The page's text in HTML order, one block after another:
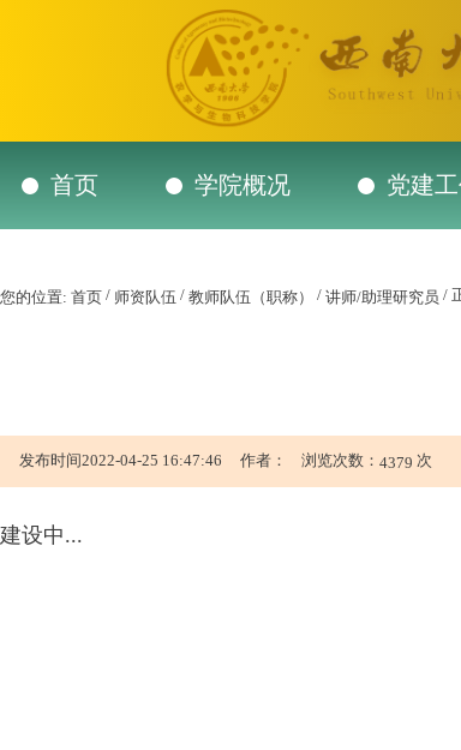
首页 学院概况 党建
您的位置: 首页 / 师资队伍 / 教师队伍（职称） / 讲师/助理研究员 /
发布时间2022-04-25 16:47:46 作者： 浏览次数： 4379 次
建设中...